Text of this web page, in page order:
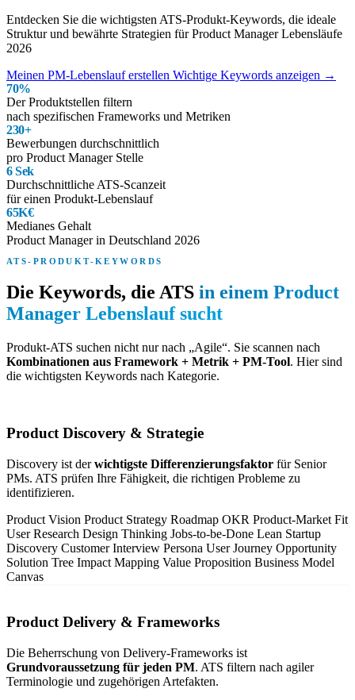
Entdecken Sie die wichtigsten ATS-Produkt-Keywords, die ideale
Struktur und bewährte Strategien für Product Manager Lebensläufe
2026
Meinen PM-Lebenslauf erstellen Wichtige Keywords anzeigen →
70%
Der Produktstellen filtern
nach spezifischen Frameworks und Metriken
230+
Bewerbungen durchschnittlich
pro Product Manager Stelle
6 Sek
Durchschnittliche ATS-Scanzeit
für einen Produkt-Lebenslauf
65K€
Medianes Gehalt
Product Manager in Deutschland 2026
ATS-PRODUKT-KEYWORDS
Die Keywords, die ATS in einem Product
Manager Lebenslauf sucht
Produkt-ATS suchen nicht nur nach „Agile“. Sie scannen nach
Kombinationen aus Framework + Metrik + PM-Tool. Hier sind
die wichtigsten Keywords nach Kategorie.
Product Discovery & Strategie
Discovery ist derwichtigste Differenzierungsfaktor für Senior
PMs. ATS prüfen Ihre Fähigkeit, die richtigen Probleme zu
identifizieren.
Product Vision Product Strategy Roadmap OKR Product-Market Fit
User Research Design Thinking Jobs-to-be-Done Lean Startup
Discovery Customer Interview Persona User Journey Opportunity
Solution Tree Impact Mapping Value Proposition Business Model
Canvas
Product Delivery & Frameworks
Die Beherrschung von Delivery-Frameworks ist
Grundvoraussetzung für jeden PM. ATS filtern nach agiler
Terminologie und zugehörigen Artefakten.